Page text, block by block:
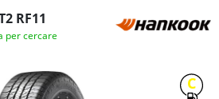
RF11
per cercare
C